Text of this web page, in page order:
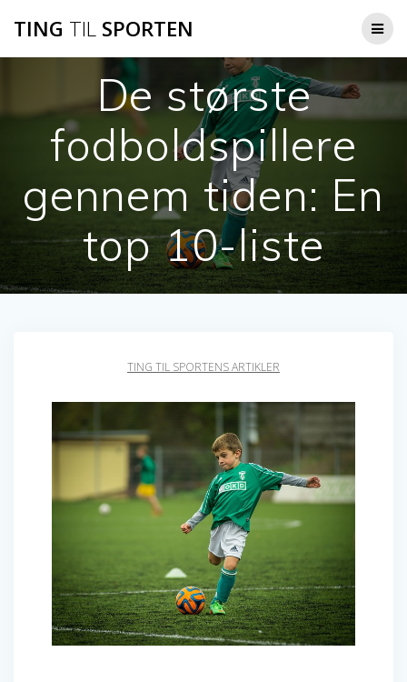
TING TIL SPORTEN
De største
fodboldspillere
gennem tiden: En
top 10-liste
TING TIL SPORTENS ARTIKLER